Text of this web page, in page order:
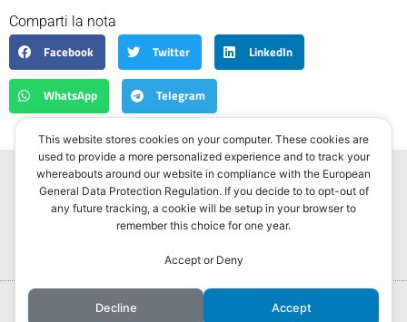
Comparti la nota
Facebook
Twitter LinkedIn
WhatsApp Telegram
Noticias Política
Correo americano
Cultura
Contacto
Hurlingham Post ®2022
This website stores cookies on your computer. These cookies are
used to provide a more personalized experience and to track your
whereabouts around our website in compliance with the European
General Data Protection Regulation. If you decide to to opt-out of
any future tracking, a cookie will be setup in your browser to
remember this choice for one year.
Accept or Deny
Decline Accept